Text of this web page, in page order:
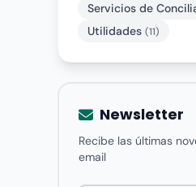
Servicios de
Utilidades (11)
Newsletter
Recibe las últimas
email